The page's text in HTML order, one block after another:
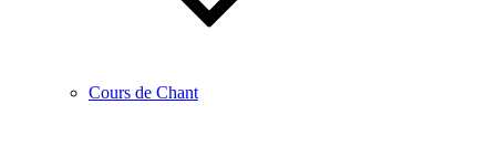
Cours de Chant